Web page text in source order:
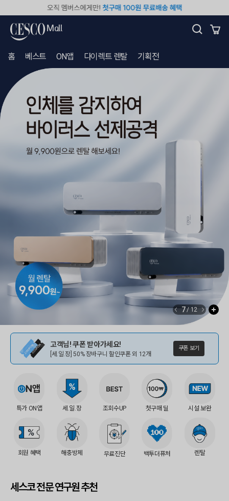
Mall
홈 베스트 ON앱 다이렉트 렌탈 기획전
스
8/ 12
고객님! 쿠폰 받아가세요!
[세.일.장] 50% 장바구니 할인쿠폰 외 12개
쿠폰 보기
특가 ON앱 세.일.장 조회수UP 첫구매 딜 시설 보완
회원 혜택 해충방제 무료진단 백투더퓨처 렌탈
세스코 전문 연구원 추천